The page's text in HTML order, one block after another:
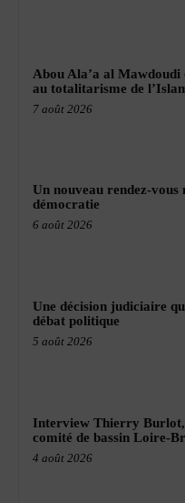
Abou Ala’a al Mawdoudi
au totalitarisme de
7 août 2026
Un nouveau rendez-vous
démocratie
6 août 2026
Une décision judiciaire
débat politique
5 août 2026
Interview Thierry Burlot,
comité de bassin Loire-
4 août 2026